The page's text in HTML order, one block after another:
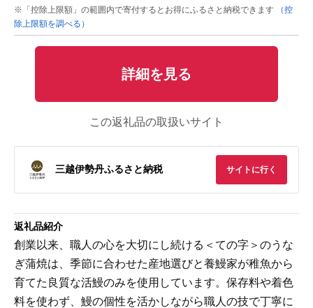
※「控除上限額」の範囲内で寄付するとお得にふるさと納税できます
（控
除上限額を調べる）
詳細を見る
この返礼品の取扱いサイト
三越伊勢丹ふるさと納税 サイトに行く
返礼品紹介
創業以来、職人の心を大切にし続ける＜ての字＞のうな
ぎ蒲焼は、季節に合わせた産地選びと養鰻家が稚魚から
育てた良質な活鰻のみを使用しています。保存料や着色
料を使わず、鰻の個性を活かしながら職人の技で丁寧に